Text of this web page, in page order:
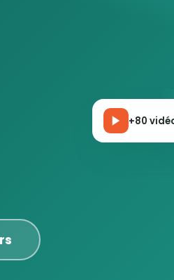
+80